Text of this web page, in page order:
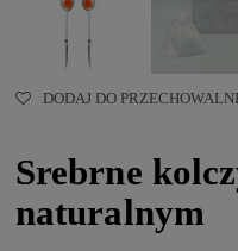
DODAJ DO PRZECHOWALNI
Srebrne
naturalnym